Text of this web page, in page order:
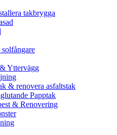
takbrygga
Yttervägg
& renovera asfaltstak
Papptak
& Renovering